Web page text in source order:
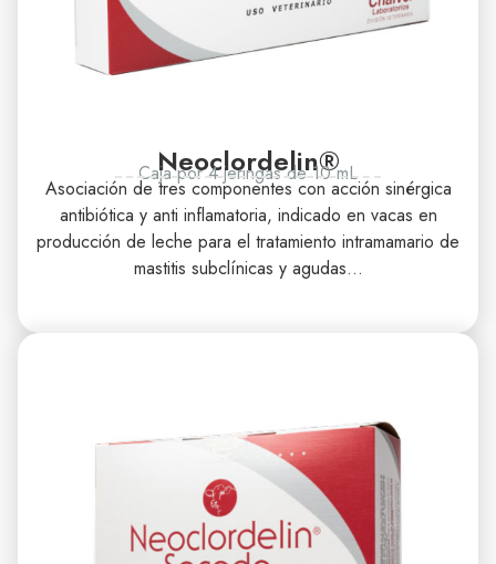
Neoclordelin®
Caja por 4 jeringas de 10 mL
Asociación de tres componentes con acción sinérgica
antibiótica y anti inflamatoria, indicado en vacas en
producción de leche para el tratamiento intramamario de
mastitis subclínicas y agudas…